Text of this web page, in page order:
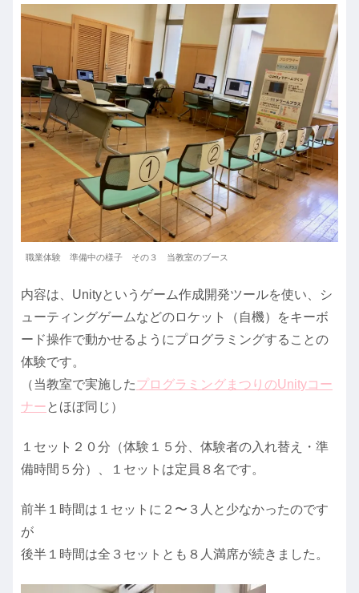
職業体験 準備中の様子 その３ 当教室のブース
内容は、Unityというゲーム作成開発ツールを使い、シ
ューティングゲームなどのロケット（自機）をキーボ
ード操作で動かせるようにプログラミングすることの
体験です。
（当教室で実施したプログラミングまつりのUnityコー
ナーとほぼ同じ）
１セット２０分（体験１５分、体験者の入れ替え・準
備時間５分）、１セットは定員８名です。
前半１時間は１セットに２〜３人と少なかったのです
が
後半１時間は全３セットとも８人満席が続きました。